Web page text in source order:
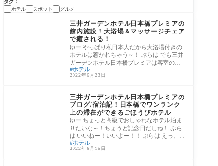
タグ
ホテル
スポット グルメ
③東京都
三井ガーデンホテル日本橋プレミアの
館内施設！大浴場＆マッサージチェア
で癒される！
ゆー やっぱり私日本人だから大浴場付きの
ホテルは惹かれちゃう～！ ぷらは でも三井
ガーデンホテル日本橋プレミアは客室のお
風呂
ホテル
2022年6月23日
三井ガーデンホテル日本橋プレミアの
ブログ/宿泊記！日本橋でワンランク
上の滞在ができるごほうびホテル
ゆー ちょっと高級でおしゃれなホテル泊ま
りたいな～！ちょうど記念日だしね！ ぷら
は いいねー！いいよー！！ ぷらは えっ、記
念ホテル
2022年6月15日